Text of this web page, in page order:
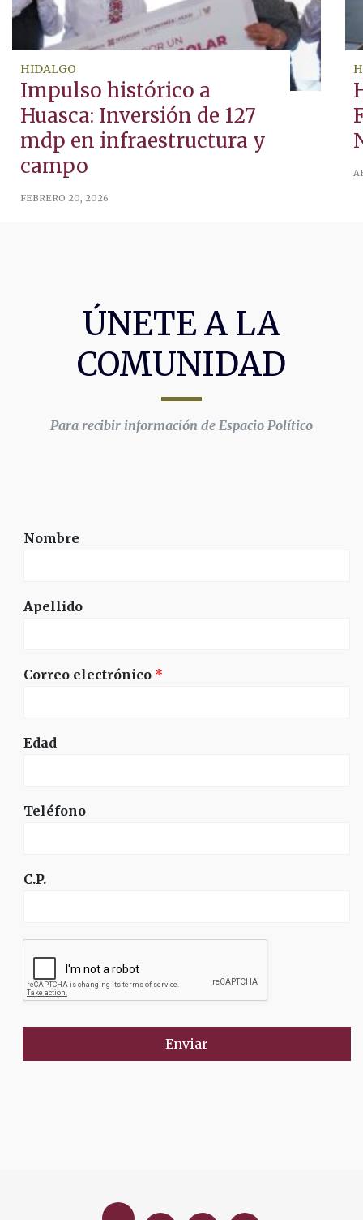
HIDALGO
Impulso histórico a
Huasca: Inversión de 127
mdp en infraestructura y
campo
FEBRERO 20, 2026
ÚNETE A LA
COMUNIDAD
Para recibir información de Espacio Político
Nombre
Apellido
Correo electrónico *
Edad
Teléfono
C.P.
Enviar